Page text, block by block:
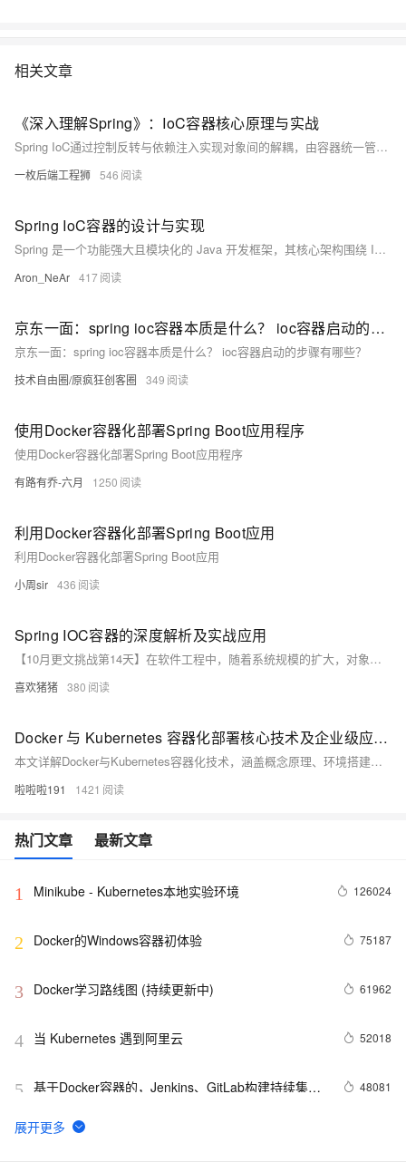
相关文章
《深入理解Spring》：IoC容器核心原理与实战
Spring IoC通过控制反转与依赖注入实现对象间的解耦，由容器统一管理Bean的生命周期与依赖关系。支持XML、注解和Java配置三种方式，结合作用域、条件化配置与循环依赖处理等机制，提升应用的可维护性与可测试性，是现代Java开发的核心基石。
一枚后端工程狮 546
Spring IoC容器的设计与实现
Spring 是一个功能强大且模块化的 Java 开发框架，其核心架构围绕 IoC 容器、AOP、数据访问与集成、Web 层支持等展开。其中，`BeanFactory` 和 `ApplicationContext` 是 Spring 容器的核心组件，分别定位为基础容器和高级容器，前者提供轻量级的 Bean 管理，后者扩展了事件发布、国际化等功能。
Aron_NeAr 417
京东一面：spring ioc容器本质是什么？ ioc容器启动的步骤有哪些？
京东一面：spring ioc容器本质是什么？ ioc容器启动的步骤有哪些？
技术自由圈/原疯狂创客圈 349
使用Docker容器化部署Spring Boot应用程序
使用Docker容器化部署Spring Boot应用程序
有路有乔-六月 1250
利用Docker容器化部署Spring Boot应用
利用Docker容器化部署Spring Boot应用
小周sir 436
Spring IOC容器的深度解析及实战应用
【10月更文挑战第14天】在软件工程中，随着系统规模的扩大，对象间的依赖关系变得越来越复杂，这导致了系统的高耦合度，增加了开发和维护的难度。为解决这一问题，Michael Mattson在1996年提出了IOC（Inversion of Control，控制反转）理论，旨在降低对象间的耦合度，提高系统的灵活性和可维护性。Spring框架正是基于这一理论，通过IOC容器实现了对象间的依赖注入和生命周期管理。
喜欢猪猪 380
Docker 与 Kubernetes 容器化部署核心技术及企业级应用实践全方案解析
本文详解Docker与Kubernetes容器化技术，涵盖概念原理、环境搭建、镜像构建、应用部署及监控扩展，助你掌握企业级容器化方案，提升应用开发与运维效率。
啦啦啦191 1421
热门文章 最新文章
1 Minikube - Kubernetes本地实验环境 126024
2 Docker的Windows容器初体验 75187
3 Docker学习路线图 (持续更新中) 61962
4 当 Kubernetes 遇到阿里云 52018
5 基于Docker容器的，Jenkins、GitLab构建持续集成
48081
6 谈谈 Docker Volume 之权限管理（一）